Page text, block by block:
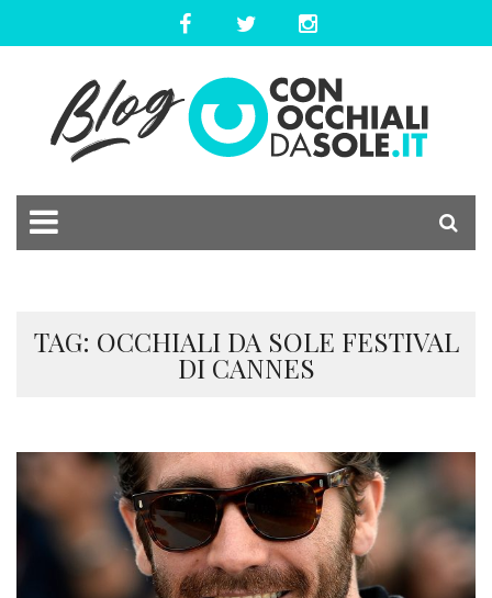
TAG: OCCHIALI DA SOLE FESTIVAL
DI CANNES